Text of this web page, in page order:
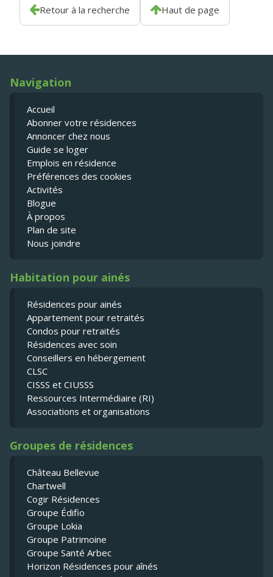
Retour à la recherche Haut de page
Navigation
Accueil
Abonner votre résidences
Annoncer chez nous
Guide se loger
Emplois en résidence
Préférences des cookies
Activités
Blogue
À propos
Plan de site
Nous joindre
Habitation pour ainés
Résidences pour ainés
Appartement pour retraités
Condos pour retraités
Résidences avec soin
Conseillers en hébergement
CLSC
CISSS et CIUSSS
Ressources Intermédiaire (RI)
Associations et organisations
Groupes de résidences
Château Bellevue
Chartwell
Cogir Résidences
Groupe Édifio
Groupe Lokia
Groupe Patrimoine
Groupe Santé Arbec
Horizon Résidences pour aînés